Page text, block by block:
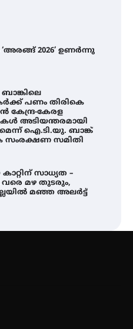
‘അരങ്ങ് 2026’ ഉണർന്നു
പണം തിരികെ
കേന്ദ്ര-കേരള
അടിയന്തരമായി
ഐ.ടി.യു. ബാങ്ക്
സംരക്ഷണ സമിതി
സാധ്യത –
വരെ മഴ തുടരും,
മഞ്ഞ അലർട്ട്